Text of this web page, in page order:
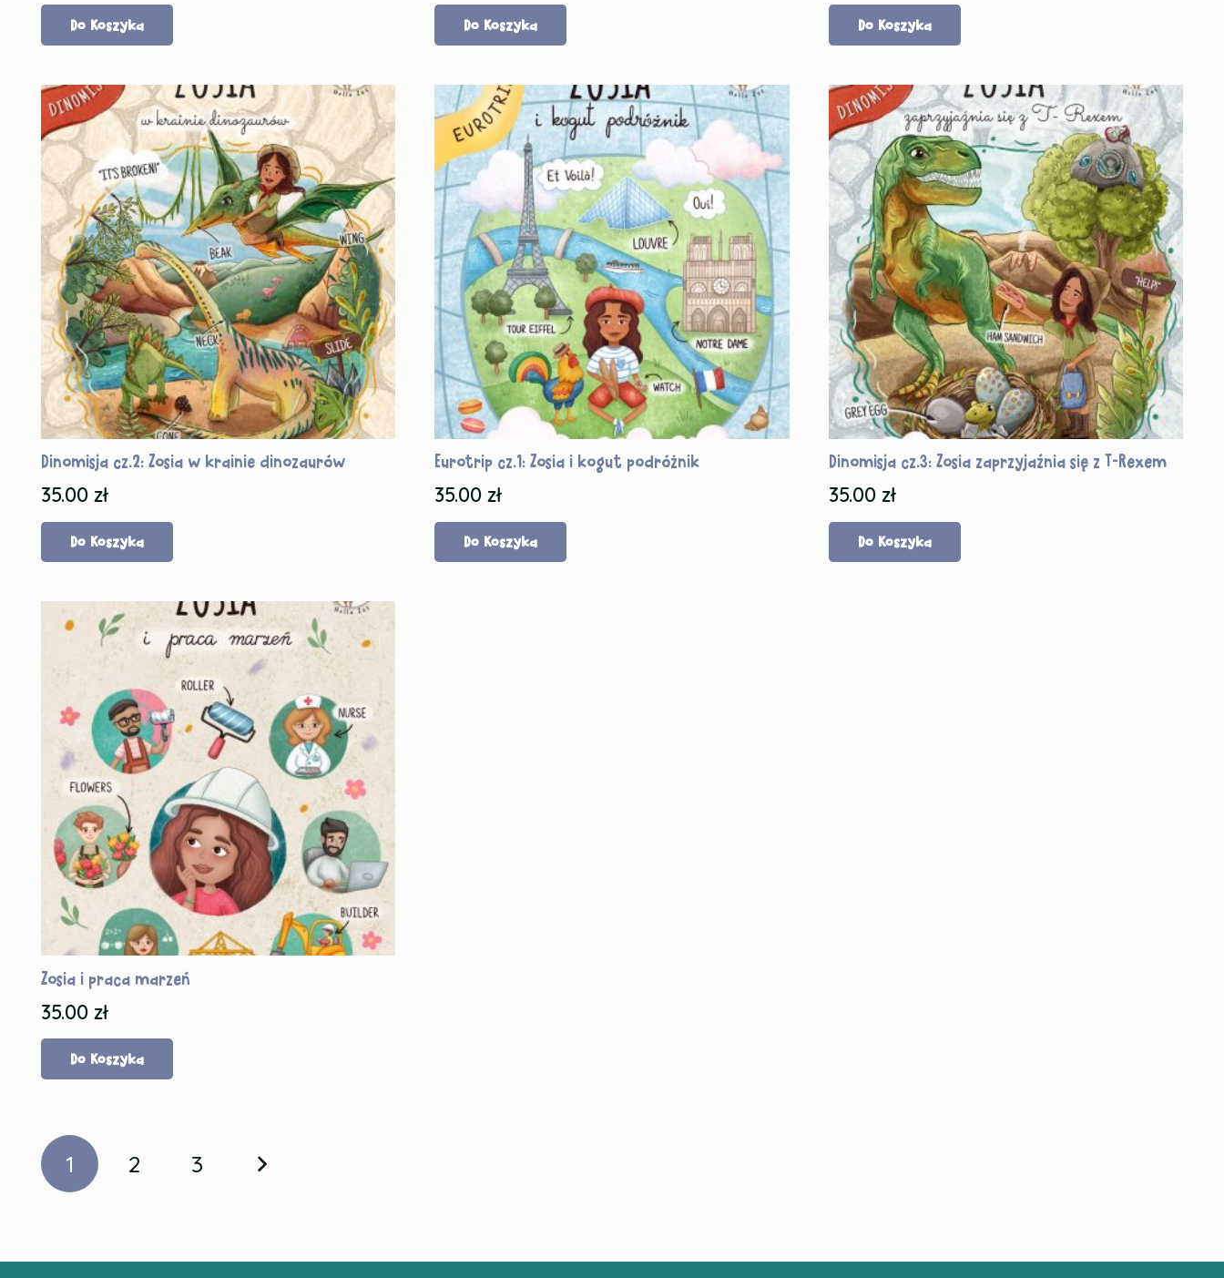
Do Koszyka Do Koszyka Do Koszyka
Dinomisja cz.2: Zosia w krainie dinozaurów
35.00 zł
Do Koszyka
Eurotrip cz.1: Zosia i kogut podróżnik
35.00zł
Do Koszyka
Dinomisja cz.3: Zosia zaprzyjaźnia się z T-Rexem
35.00 zł
Do Koszyka
Zosia i praca marzeń
35.00 zł
Do Koszyka
Posts
navigation
1 2 3